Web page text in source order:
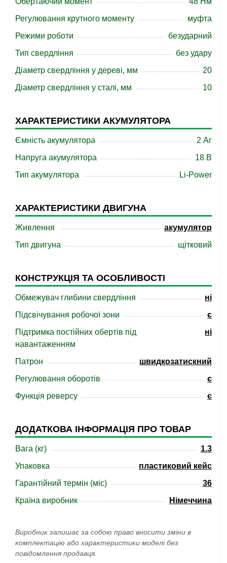
Регулювання крутного моменту
муфта
Режими роботи
безударний
Тип свердління
без удару
Діаметр свердління у дереві, мм
20
Діаметр свердління у сталі, мм
10
ХАРАКТЕРИСТИКИ АКУМУЛЯТОРА
Ємність акумулятора
2 Аг
Напруга акумулятора
18 B
Тип акумулятора
Li-Power
ХАРАКТЕРИСТИКИ ДВИГУНА
Живлення
акумулятор
Тип двигуна
щітковий
КОНСТРУКЦІЯ ТА ОСОБЛИВОСТІ
Обмежувач глибини свердління
ні
Підсвічування робочої зони
є
Підтримка постійних обертів під
навантаженням
ні
Патрон
швидкозатискний
Регулювання оборотів
є
Функція реверсу
є
ДОДАТКОВА ІНФОРМАЦІЯ ПРО ТОВАР
Вага (кг)
1.3
Упаковка
пластиковий кейс
Гарантійний термін (міс)
36
Країна виробник
Німеччина
Виробник залишає за собою право вносити зміни в
комплектацію або характеристики моделі без
повідомлення продавця.